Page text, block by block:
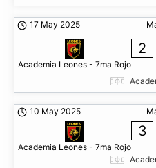
17 May 2025
Academia Leones - 7ma Rojo
2
10 May 2025
Academia Leones - 7ma Rojo
3